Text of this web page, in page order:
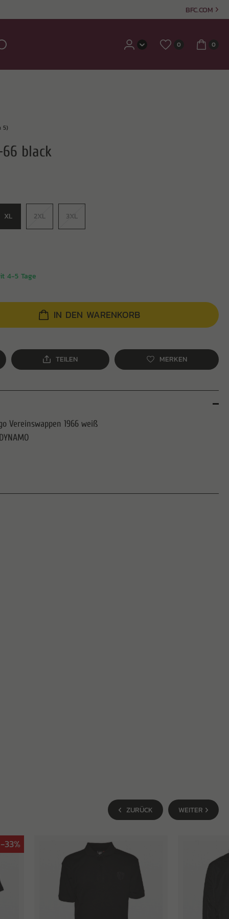
BFC.COM
0 0
5)
66 black
XL 2XL 3XL
4-5 Tage
IN DEN WARENKORB
TEILEN MERKEN
Vereinswappen 1966 weiß
ZURÜCK WEITER
-33%